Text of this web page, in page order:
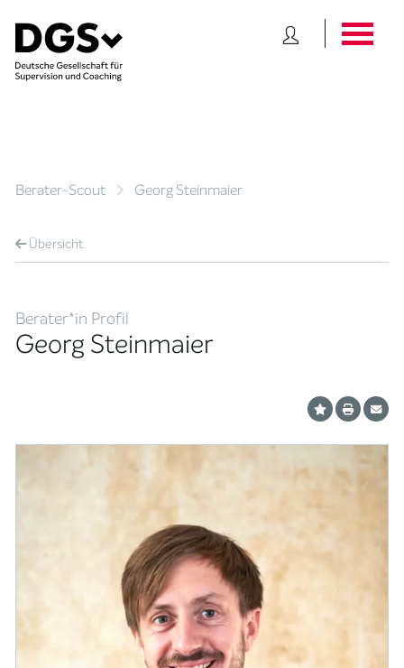
Berater-Scout Georg Steinmaier
Übersicht
Berater*in Profil
Georg Steinmaier